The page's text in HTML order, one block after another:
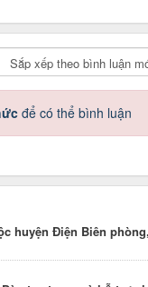
để có thể bình luận
huyện Điện Biên